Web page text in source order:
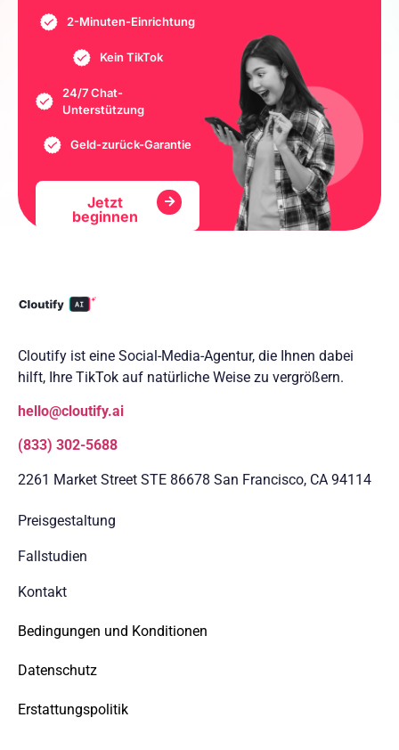
2-Minuten-Einrichtung
Kein TikTok
24/7 Chat-
Unterstützung
Geld-zurück-Garantie
Jetzt
beginnen
Cloutify ist eine Social-Media-Agentur, die Ihnen dabei
hilft, Ihre TikTok auf natürliche Weise zu vergrößern.
hello@cloutify.ai
(833) 302-5688
2261 Market Street STE 86678 San Francisco, CA 94114
Preisgestaltung
Fallstudien
Kontakt
Bedingungen und Konditionen
Datenschutz
Erstattungspolitik